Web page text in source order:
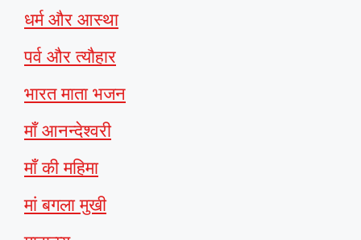
धर्म और आस्था
पर्व और त्यौहार
भारत माता भजन
माँ आनन्देश्वरी
माँ की महिमा
मां बगला मुखी